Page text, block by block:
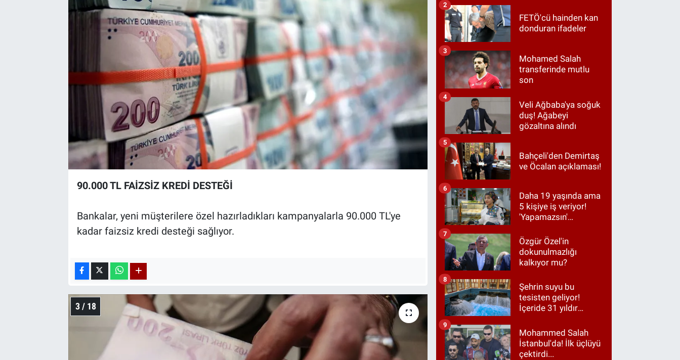
90.000 TL FAİZSİZ KREDİ DESTEĞİ
Bankalar, yeni müşterilere özel hazırladıkları kampanyalarla 90.000 TL'ye
kadar faizsiz kredi desteği sağlıyor.
3 / 18
FETÖ'cü hainden kan
donduran ifadeler
2
Mohamed Salah
transferinde mutlu
son
3
Veli Ağbaba'ya soğuk
duş! Ağabeyi
gözaltına alındı
4
Bahçeli'den Demirtaş
ve Öcalan açıklaması!
5
Daha 19 yaşında ama
5 kişiye iş veriyor!
'Yapamazsın'
cevap
6
Özgür Özel'in
dokunulmazlığı
kalkıyor mu?
7
Şehrin suyu bu
tesisten geliyor!
İçeride 31 yıldır
8
Mohammed Salah
İstanbul'da! İlk üçlüyü
çektirdi...
9